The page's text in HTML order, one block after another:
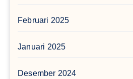
Februari 2025
Januari 2025
Desember 2024